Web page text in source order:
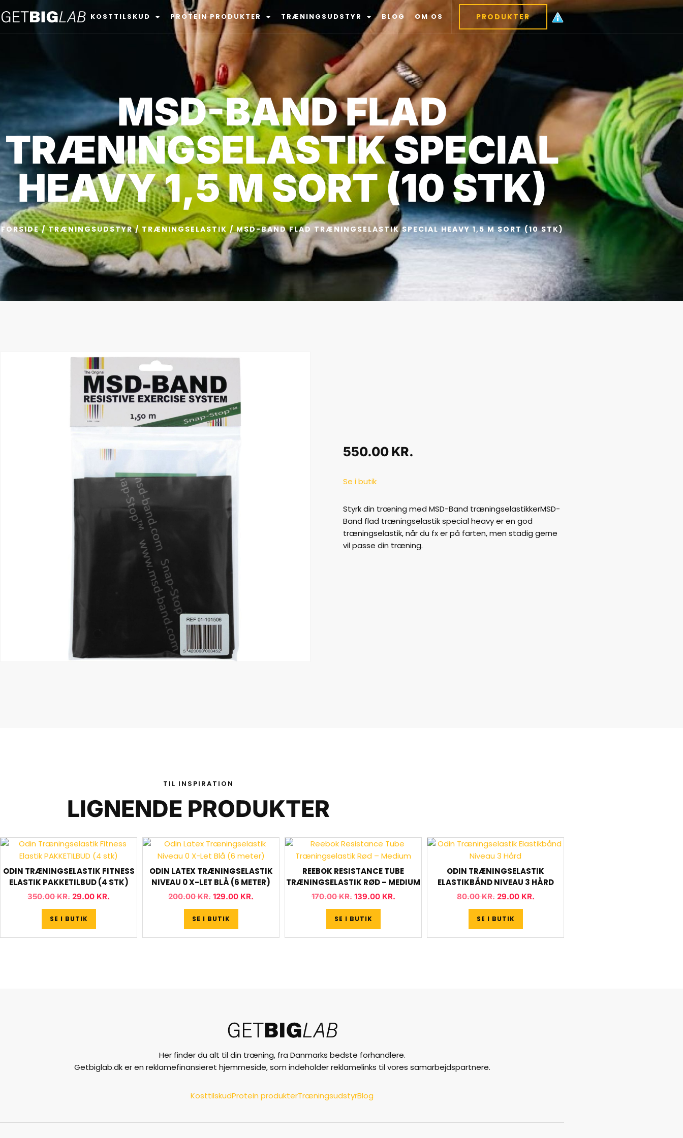
KOSTTILSKUD PROTEIN PRODUKTER TRÆNINGSUDSTYR BLOG OM OS PRODUKTER
MSD-BAND FLAD
TRÆNINGSELASTIK SPECIAL
HEAVY 1,5 M SORT (10 STK)
FORSIDE/TRÆNINGSUDSTYR/ TRÆNINGSELASTIK / MSD-BAND FLAD TRÆNINGSELASTIK SPECIAL HEAVY 1,5 M SORT (10 STK)
550.00 KR.
Se i butik
Styrk din træning med MSD-Band træningselastikkerMSD-
Band flad træningselastik special heavy er en god
træningselastik, når du fx er på farten, men stadig gerne
vil passe din træning.
TIL INSPIRATION
LIGNENDE PRODUKTER
ODIN TRÆNINGSELASTIK FITNESS
ELASTIK PAKKETILBUD (4 STK)
350.00KR. 29.00 KR.
SE I BUTIK
ODIN LATEX TRÆNINGSELASTIK
NIVEAU 0 X-LET BLÅ (6 METER)
200.00KR. 129.00 KR.
SE I BUTIK
REEBOK RESISTANCE TUBE
TRÆNINGSELASTIK RØD – MEDIUM
170.00KR. 139.00 KR.
SE I BUTIK
ODIN TRÆNINGSELASTIK
ELASTIKBÅND NIVEAU 3 HÅRD
80.00KR. 29.00 KR.
SE I BUTIK
Her finder du alt til din træning, fra Danmarks bedste forhandlere.
Getbiglab.dk er en reklamefinansieret hjemmeside, som indeholder reklamelinks til vores samarbejdspartnere.
KosttilskudProtein produkterTræningsudstyrBlog